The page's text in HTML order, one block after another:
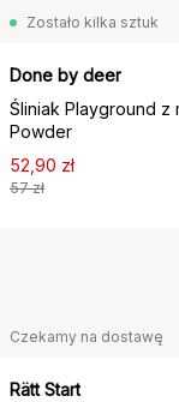
Zostało kilka sztuk
Done by deer
Śliniak Playground z
Powder
52,90 zł
57 zł
Czekamy na dostawę
Rätt Start